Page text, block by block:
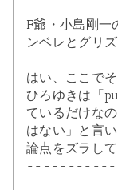
F爺・小島剛一
ンベレとグリ
はい、ここで
ひろゆきは「
ているだけな
はない」と言
論点をズラして